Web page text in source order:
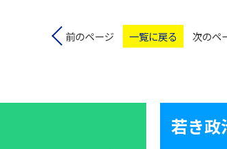
前のページ 一覧に戻る 次のペ
若き政